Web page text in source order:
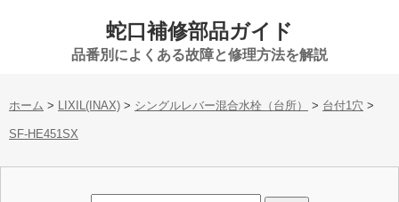
蛇口補修部品ガイド
品番別によくある故障と修理方法を解説
ホーム > LIXIL(INAX) > シングルレバー混合水栓（台所） > 台付1穴 >
SF-HE451SX